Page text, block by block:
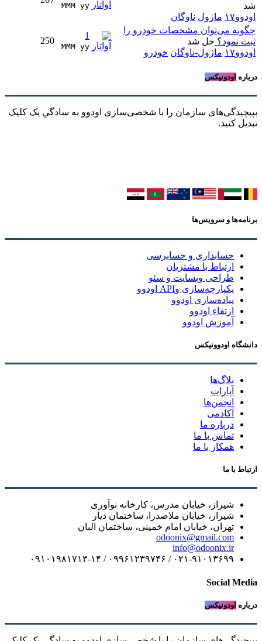
شد
اودوو۱۷
ماژول ناوگان
MMM yy
چگونه می‌توان مشخصات خودرو را
ثبت نمود؟ حل شد
اودوو۱۷
ماژول-ناوگان خودرو
1
MMM yy
250
درباره اودونیکس
بپیچیدگی‌های سازمان را با شخصی‌سازی اودوو به سادگیِ یک کلیک
تبدیل کنید.
برنامه‌ها و سرویس‌ها
حسابداری و حسابرسی
ارتباط با مشتریان
طراحی وبسایت و سئو
یکپارچه‌سازی وAPI اودوو
پیاده‌سازی اودوو
ارتقاء اودوو
آموزش اودوو
دانشگاه اودوونیکس
بلاگ‌ها
آپارات
انجمن‌ها
آکادمی
درباره ما
تماس با ما
همکار با ما
ارتباط با ما
شیراز، خیابان مدرس، کارخانه نوآوری
شیراز، خیابان ملاصدرا، ساختمان دیار
تهران، خیابان امام خمینی، ساختمان البان
odoonix@gmail.com
info@odoonix.ir
۰۲۱-۹۱۰۱۳۶۹۹ / ۰۹۹۶۱۲۳۹۷۴۶ / ۰۹۱۰۱۹۸۱۷۱۳-۱۴
Social Media
درباره اودونیکس